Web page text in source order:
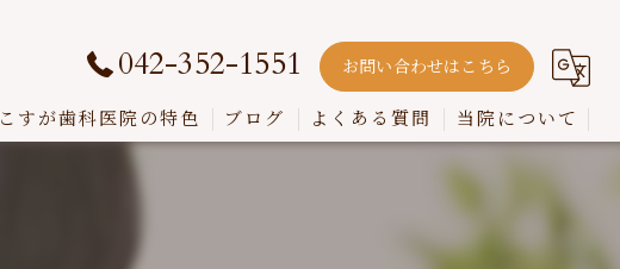
042-352-1551 お問い合わせはこちら
こすが歯科医院の特色 ブログ よくある質問 当院について
インプラント